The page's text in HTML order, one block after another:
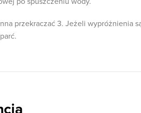
przekraczać 3. Jeżeli wypróżnienia